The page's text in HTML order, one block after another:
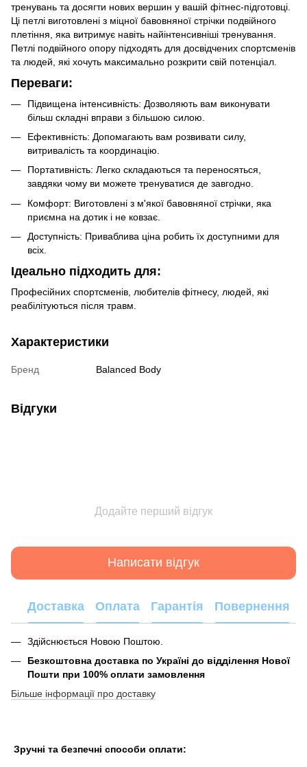
тренувань та досягти нових вершин у вашій фітнес-підготовці.
Ці петлі виготовлені з міцної бавовняної стрічки подвійного
плетіння, яка витримує навіть найінтенсивніші тренування.
Петлі подвійного опору підходять для досвідчених спортсменів
та людей, які хочуть максимально розкрити свій потенціал.
Переваги:
Підвищена інтенсивність: Дозволяють вам виконувати
більш складні вправи з більшою силою.
Ефективність: Допомагають вам розвивати силу,
витривалість та координацію.
Портативність: Легко складаються та переносяться,
завдяки чому ви можете тренуватися де завгодно.
Комфорт: Виготовлені з м'якої бавовняної стрічки, яка
приємна на дотик і не ковзає.
Доступність: Приваблива ціна робить їх доступними для
всіх.
Ідеально підходить для:
Професійних спортсменів, любителів фітнесу, людей, які
реабілітуються після травм.
Характеристики
Бренд Balanced Body
Відгуки
Додайте перший відгук
Написати відгук
Доставка Оплата Гарантія Повернення
Здійснюється Новою Поштою.
Безкоштовна доставка по Україні до відділення Нової
Пошти при 100% оплати замовлення
Більше інформації про доставку
Зручні та безпечні способи оплати: